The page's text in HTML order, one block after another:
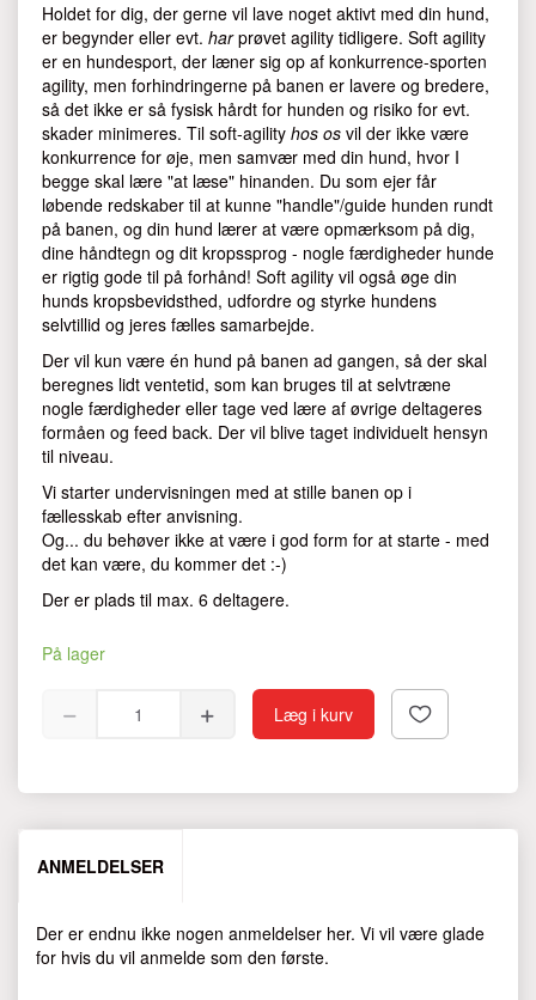
Holdet for dig, der gerne vil lave noget aktivt med din hund,
er begynder eller evt. harprøvet agility tidligere. Soft agility
er en hundesport, der læner sig op af konkurrence-sporten
agility, men forhindringerne på banen er lavere og bredere,
så det ikke er så fysisk hårdt for hunden og risiko for evt.
skader minimeres. Til soft-agility hos os vil der ikke være
konkurrence for øje, men samvær med din hund, hvor I
begge skal lære "at læse" hinanden. Du som ejer får
løbende redskaber til at kunne "handle"/guide hunden rundt
på banen, og din hund lærer at være opmærksom på dig,
dine håndtegn og dit kropssprog - nogle færdigheder hunde
er rigtig gode til på forhånd! Soft agility vil også øge din
hunds kropsbevidsthed, udfordre og styrke hundens
selvtillid og jeres fælles samarbejde.
Der vil kun være én hund på banen ad gangen, så der skal
beregnes lidt ventetid, som kan bruges til at selvtræne
nogle færdigheder eller tage ved lære af øvrige deltageres
formåen og feed back. Der vil blive taget individuelt hensyn
til niveau.
Vi starter undervisningen med at stille banen op i
fællesskab efter anvisning.
Og... du behøver ikke at være i god form for at starte - med
det kan være, du kommer det :-)
Der er plads til max. 6 deltagere.
På lager
Læg i kurv
ANMELDELSER
Der er endnu ikke nogen anmeldelser her. Vi vil være glade
for hvis du vil anmelde som den første.